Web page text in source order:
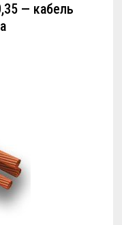
— кабель